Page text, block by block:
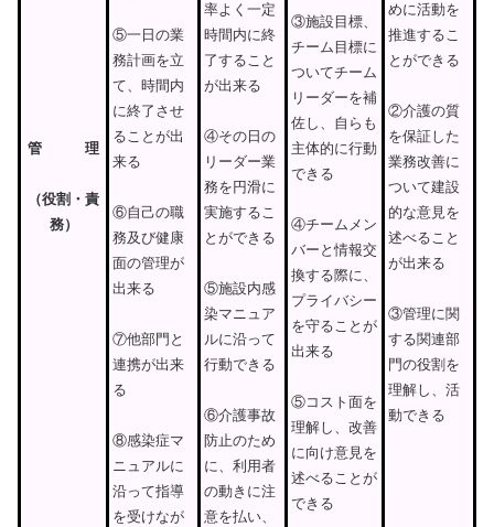
管 理
（役割 ・ 責
務）
⑤一日の業
務計画を立
て、時間内
に終了させ
ることが出
来る
⑥自己の職
務及び健康
面の管理が
出来る
⑦他部門と
連携が出来
る
⑧感染症マ
ニュアルに
沿って指導
を受けなが
率よく一定
時間内に終
了すること
が出来る
④その日の
リーダー業
務を円滑に
実施するこ
とができる
⑤施設内感
染マニュア
ルに沿って
行動できる
⑥介護事故
防止のため
に、利用者
の動きに注
意を払い、
③施設目標、
チーム目標に
ついてチーム
リーダーを補
佐し、自らも
主体的に行動
できる
④チームメン
バーと情報交
換する際に、
プライバシー
を守ることが
出来る
⑤コスト面を
理解し、改善
に向け意見を
述べることが
できる
めに活動を
推進するこ
とができる
②介護の質
を保証した
業務改善に
ついて建設
的な意見を
述べること
が出来る
③管理に関
する関連部
門の役割を
理解し、活
動できる